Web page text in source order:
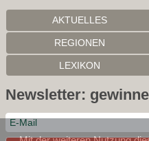
AKTUELLES
REGIONEN
LEXIKON
Newsletter: